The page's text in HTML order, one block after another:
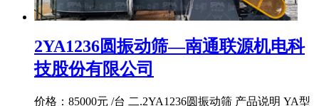
2YA1236圆振动筛—南通联源机电科
技股份有限公司
价格：85000元 /台 二.2YA1236圆振动筛 产品说明 YA型